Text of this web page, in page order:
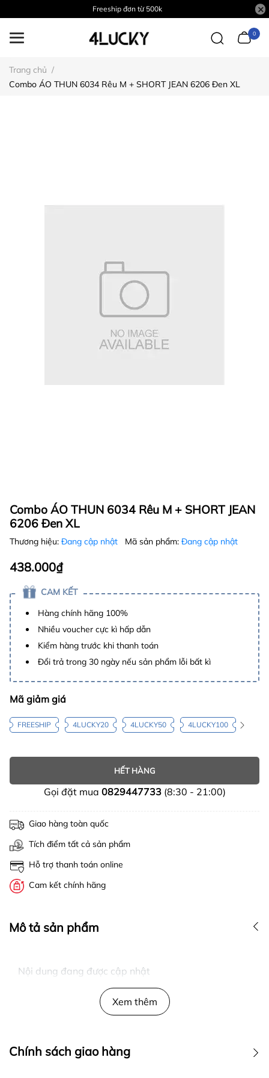
Freeship đơn từ 500k
0
Trang chủ /
Combo ÁO THUN 6034 Rêu M + SHORT JEAN 6206 Đen XL
Combo ÁO THUN 6034 Rêu M + SHORT JEAN
6206 Đen XL
Thương hiệu: Đang cập nhật Mã sản phẩm: Đang cập nhật
438.000₫
CAM KẾT
Hàng chính hãng 100%
Nhiều voucher cực kì hấp dẫn
Kiểm hàng trước khi thanh toán
Đổi trả trong 30 ngày nếu sản phẩm lỗi bất kì
Mã giảm giá
FREESHIP 4LUCKY20 4LUCKY50 4LUCKY100
HẾT HÀNG
Gọi đặt mua 0829447733(8:30 - 21:00)
Giao hàng toàn quốc
Tích điểm tất cả sản phẩm
Hỗ trợ thanh toán online
Cam kết chính hãng
Mô tả sản phẩm
Nội dung đang được cập nhật
Xem thêm
Chính sách giao hàng